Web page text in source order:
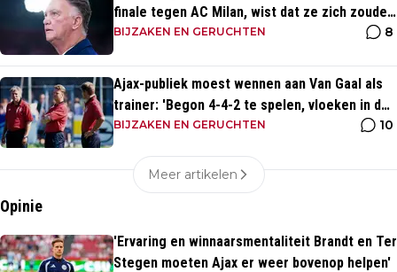
finale tegen AC Milan, wist dat ze zich zouden
aanpassen'
BIJZAKEN EN GERUCHTEN 8
Ajax-publiek moest wennen aan Van Gaal als
trainer: 'Begon 4-4-2 te spelen, vloeken in de
kerk'
BIJZAKEN EN GERUCHTEN 10
Meer artikelen
Opinie
'Ervaring en winnaarsmentaliteit Brandt en Ter
Stegen moeten Ajax er weer bovenop helpen'